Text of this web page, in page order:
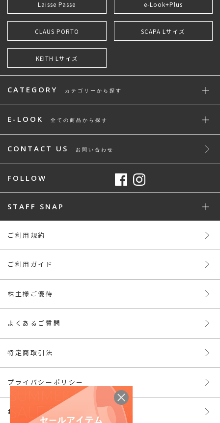
Laisse Passe e-Look+Plus
CLAUS PORTO SCAPA Lサイズ
KEITH Lサイズ
CATEGORY カテゴリーから探す
E-LOOK 全ての商品から探す
CONTACT US お問い合わせ
FOLLOW
STAFF SNAP
ご利用規約
ご利用ガイド
株主様ご優待
よくあるご質問
特定商取引法
プライバシーポリシー
お問い合わせ